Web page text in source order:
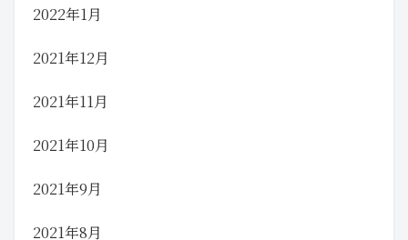
2022年1月
2021年12月
2021年11月
2021年10月
2021年9月
2021年8月